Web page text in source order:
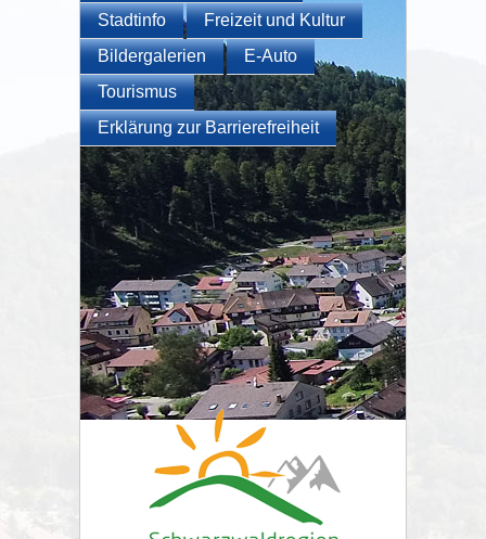
Stadtinfo
Freizeit und Kultur
Bildergalerien
E-Auto
Tourismus
Erklärung zur Barrierefreiheit